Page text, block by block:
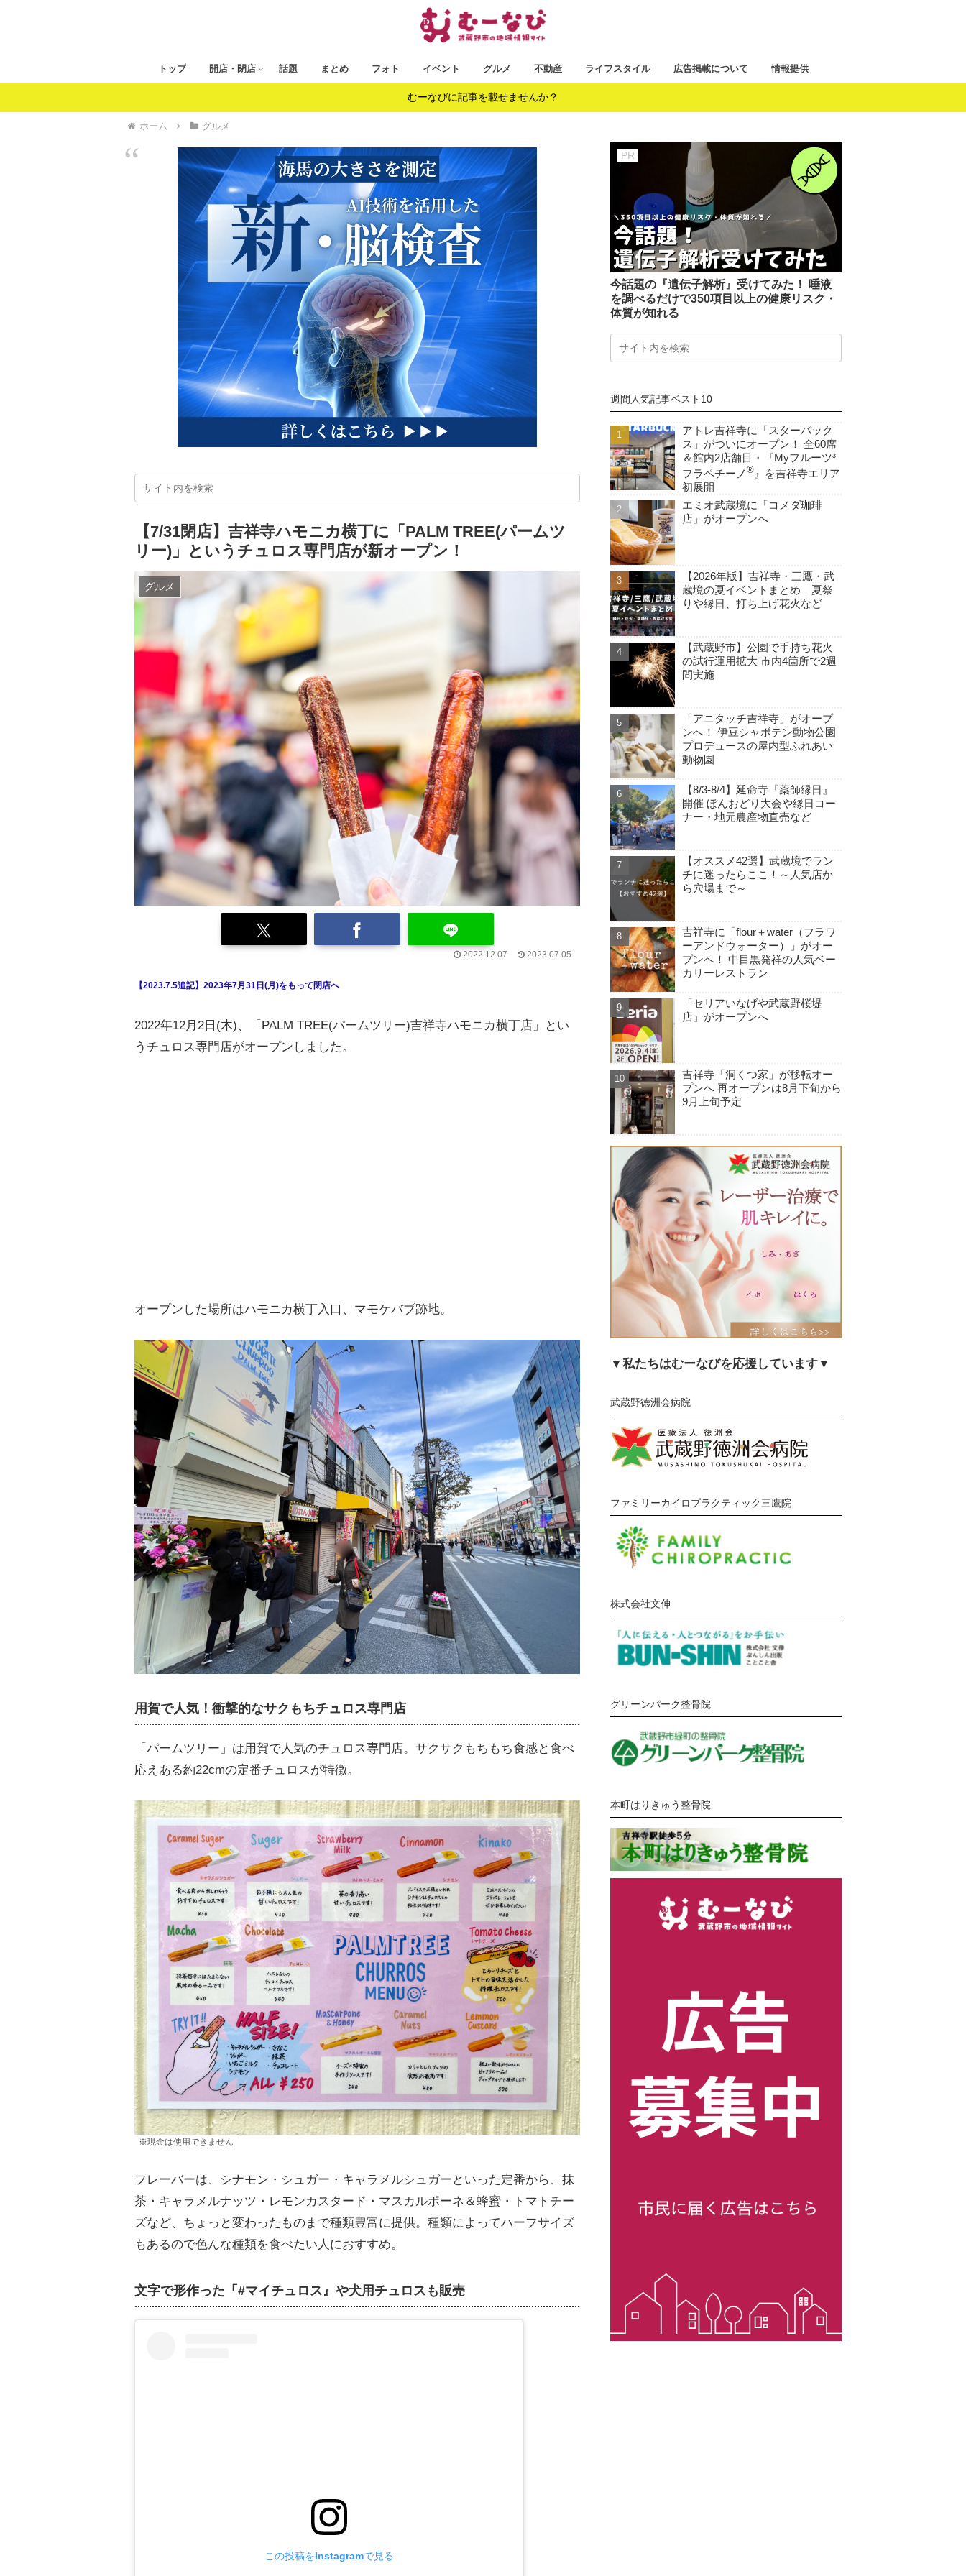
トップ 開店・閉店 話題 まとめ フォト イベント グルメ 不動産 ライフスタイル 広告掲載について 情報提供
むーなびに記事を載せませんか？
ホーム グルメ
【7/31閉店】吉祥寺ハモニカ横丁に「PALM TREE(パームツ
リー)」というチュロス専門店が新オープン！
グルメ
2022.12.07 2023.07.05
【2023.7.5追記】2023年7月31日(月)をもって閉店へ
2022年12月2日(木)、「PALM TREE(パームツリー)吉祥寺ハモニカ横丁店」とい
うチュロス専門店がオープンしました。
オープンした場所はハモニカ横丁入口、マモケバブ跡地。
用賀で人気！衝撃的なサクもちチュロス専門店
「パームツリー」は用賀で人気のチュロス専門店。サクサクもちもち食感と食べ
応えある約22cmの定番チュロスが特徴。
※現金は使用できません
フレーバーは、シナモン・シュガー・キャラメルシュガーといった定番から、抹
茶・キャラメルナッツ・レモンカスタード・マスカルポーネ＆蜂蜜・トマトチー
ズなど、ちょっと変わったものまで種類豊富に提供。種類によってハーフサイズ
もあるので色んな種類を食べたい人におすすめ。
文字で形作った「#マイチュロス』や犬用チュロスも販売
この投稿をInstagramで見る
今話題の『遺伝子解析』受けてみた！ 唾液
を調べるだけで350項目以上の健康リスク・
体質が知れる
週間人気記事ベスト10
アトレ吉祥寺に「スターバック
ス」がついにオープン！ 全60席
＆館内2店舗目・『Myフルーツ³
フラペチーノ ®』を吉祥寺エリア
初展開
エミオ武蔵境に「コメダ珈琲
店」がオープンへ
【2026年版】吉祥寺・三鷹・武
蔵境の夏イベントまとめ｜夏祭
りや縁日、打ち上げ花火など
【武蔵野市】公園で手持ち花火
の試行運用拡大 市内4箇所で2週
間実施
「アニタッチ吉祥寺」がオープ
ンへ！ 伊豆シャボテン動物公園
プロデュースの屋内型ふれあい
動物園
【8/3-8/4】延命寺『薬師縁日』
開催 ぼんおどり大会や縁日コー
ナー・地元農産物直売など
【オススメ42選】武蔵境でラン
チに迷ったらここ！～人気店か
ら穴場まで～
吉祥寺に「flour＋water（フラワ
ーアンドウォーター）」がオー
プンへ！ 中目黒発祥の人気ベー
カリーレストラン
「セリアいなげや武蔵野桜堤
店」がオープンへ
吉祥寺「洞くつ家」が移転オー
プンへ 再オープンは8月下旬から
9月上旬予定
▼私たちはむーなびを応援しています▼
武蔵野徳洲会病院
ファミリーカイロプラクティック三鷹院
株式会社文伸
グリーンパーク整骨院
本町はりきゅう整骨院